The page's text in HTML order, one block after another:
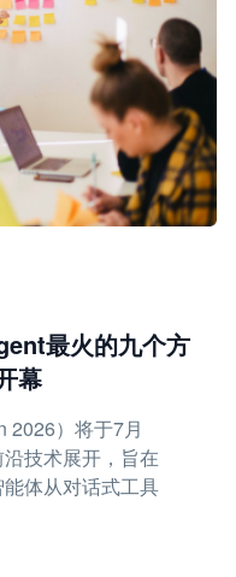
最火的九个方
幕
2026）将于7月
技术展开，旨在
体从对话式工具